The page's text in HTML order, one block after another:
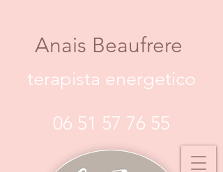
Anais Beaufrere
terapista energetico
06 51 57 76 55